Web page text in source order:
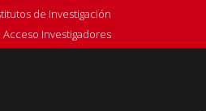
de Investigación
Acceso Investigadores